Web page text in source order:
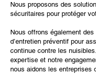
Nous proposons des
sécuritaires pour protéger
Nous offrons également des
d’entretien préventif pour
continue contre les
expertise et notre
nous aidons les entreprises